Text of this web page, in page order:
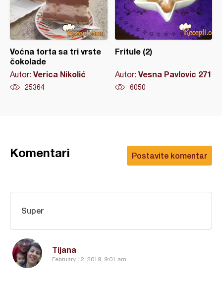
Voćna torta sa tri vrste
čokolade
Autor: Verica Nikolić
25364
Fritule (2)
Autor: Vesna Pavlovic 271
6050
Postavite komentar
Komentari
Tijana
February 12, 2019, 9:01 am
Super